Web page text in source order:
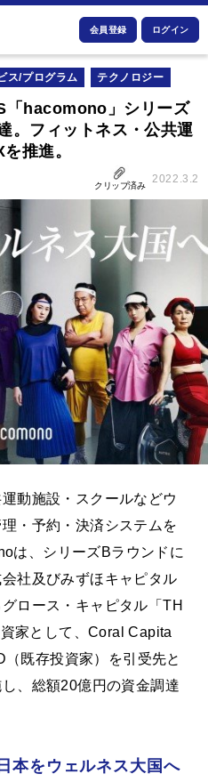
会員登録 ログイン
ス/プログラム テクノロジー
「hacomono」シリーズ
。フィットネス・公共運
推進。
クリップ済み
2022.3.2
動施設・スクールなどウ
・予約・決済システムを
は、シリーズBラウンドに
社及びみずほキャピタル
ロース・キャピタル「TH
家として、Coral Capita
既存投資家）を引受先と
、総額20億円の資金調達
本をウェルネス大国へ